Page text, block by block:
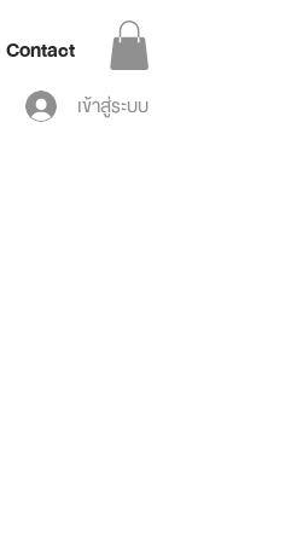
Contact
เข้าสู่ระบบ